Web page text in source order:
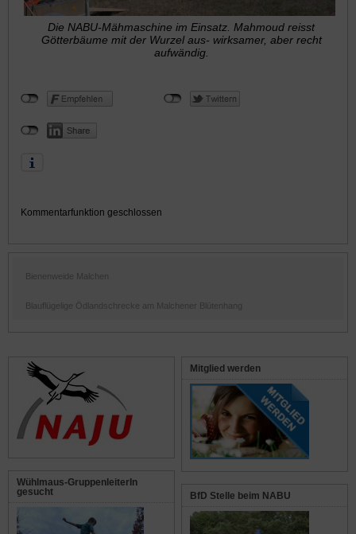
Die NABU-Mähmaschine im Einsatz. Mahmoud reisst
Götterbäume mit der Wurzel aus- wirksamer, aber recht
aufwändig.
Kommentarfunktion geschlossen
Bienenweide Malchen
Blauflügelige Ödlandschrecke am Malchener Blütenhang
Mitglied werden
BfD Stelle beim NABU
Wühlmaus-GruppenleiterIn
gesucht